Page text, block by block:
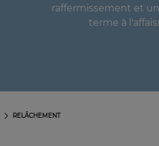
raffermissement et
terme à
RELÂCHEMENT